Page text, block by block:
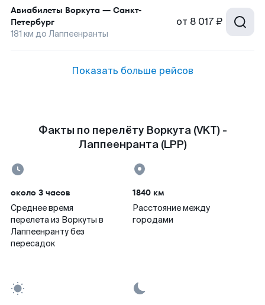
Авиабилеты Воркута — Санкт-
Петербург
181 км до Лаппеенранты
от 8 017 ₽
Показать больше рейсов
Факты по перелёту Воркута (VKT) -
Лаппеенранта (LPP)
около 3 часов
Среднее время
перелета из Воркуты в
Лаппеенранту без
пересадок
1840 км
Расстояние между
городами